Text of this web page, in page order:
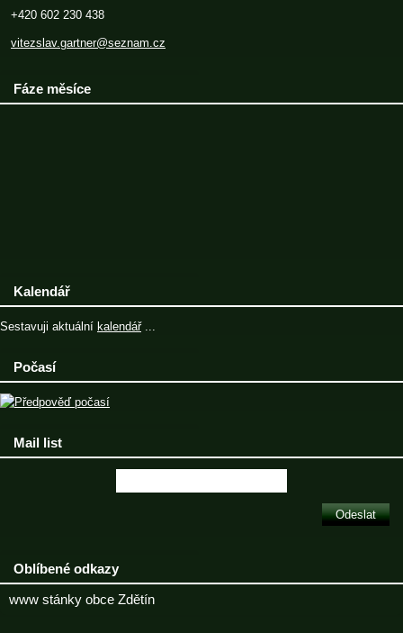
+420 602 230 438
vitezslav.gartner@seznam.cz
Fáze měsíce
Kalendář
Sestavuji aktuální kalendář...
Počasí
Mail list
Oblíbené odkazy
www stánky obce Zdětín